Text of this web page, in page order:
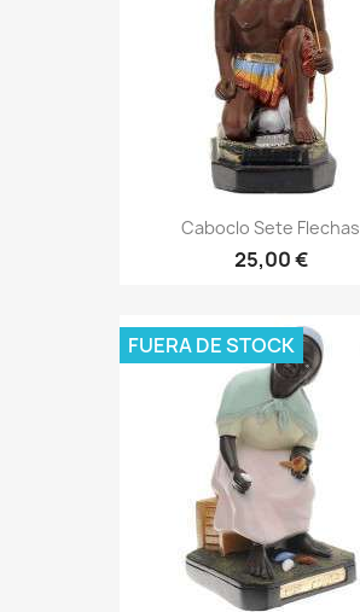
Caboclo Sete Flechas
25,00 €
FUERA DE STOCK